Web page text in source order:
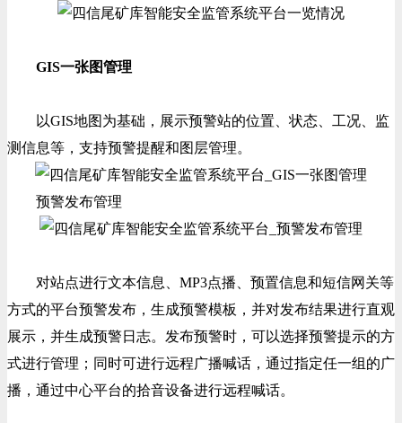
GIS一张图管理
以GIS地图为基础，展示预警站的位置、状态、工况、监
测信息等，支持预警提醒和图层管理。
预警发布管理
对站点进行文本信息、MP3点播、预置信息和短信网关等
方式的平台预警发布，生成预警模板，并对发布结果进行直观
展示，并生成预警日志。发布预警时，可以选择预警提示的方
式进行管理；同时可进行远程广播喊话，通过指定任一组的广
播，通过中心平台的拾音设备进行远程喊话。